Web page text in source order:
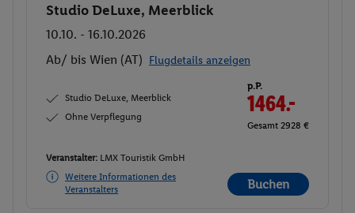
Buchen
Studio DeLuxe, Meerblick
10.10. - 16.10.2026
Ab/ bis Wien (AT) Flugdetails anzeigen
Studio DeLuxe, Meerblick
Ohne Verpflegung
p.P.
1464.-
Gesamt 2928 €
Veranstalter: LMX Touristik GmbH
Weitere Informationen des
Veranstalters
Buchen